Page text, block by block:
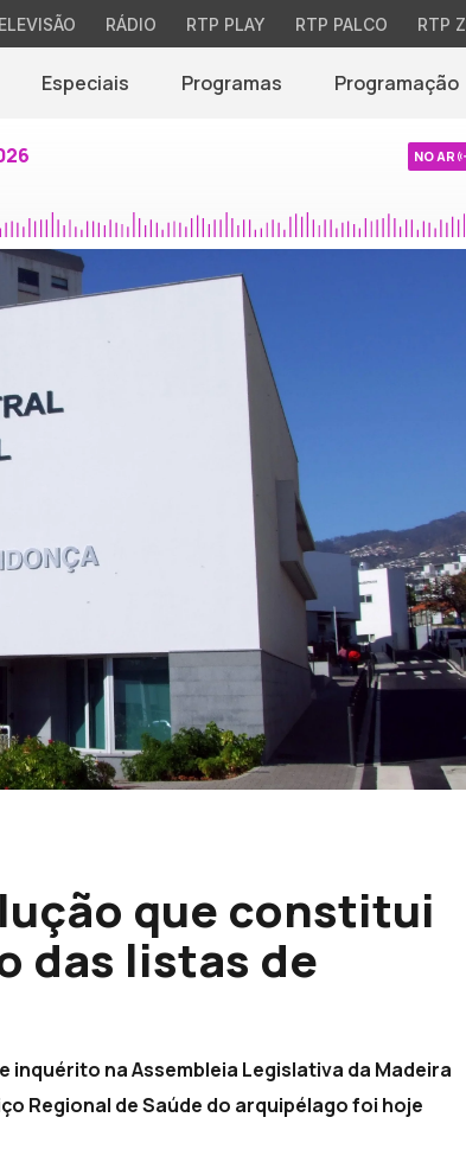
RÁDIO RTP PLAY RTP PALCO RTP
Especiais Programas Programação
NO AR
que constitui
das listas de
na Assembleia Legislativa da Madeira
Regional de Saúde do arquipélago foi hoje